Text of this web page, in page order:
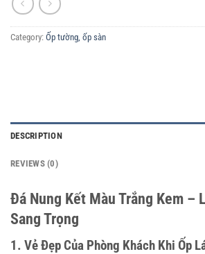
Category: Ốp tường, ốp sàn
DESCRIPTION
REVIEWS (0)
Đá Nung Kết Màu Trắng Kem –
Sang Trọng
1. Vẻ Đẹp Của Phòng Khách Khi Ốp